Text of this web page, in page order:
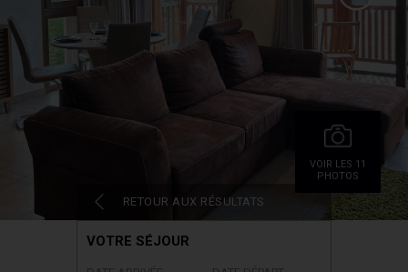
VOIR LES 11
PHOTOS
RETOUR AUX RÉSULTATS
VOTRE SÉJOUR